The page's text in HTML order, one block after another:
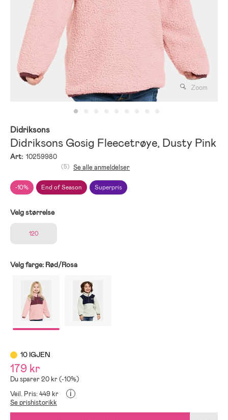
Zoom
Didriksons
Didriksons Gosig Fleecetrøye, Dusty Pink
Art: 10259980
-10% End of Season Superpris
(5) Se alle anmeldelser
Velg størrelse
120
Velg farge: Rød/Rosa
10 IGJEN
179 kr
Du sparer 20 kr (-10%)
Veil. Pris: 449 kr
i
Se prishistorikk